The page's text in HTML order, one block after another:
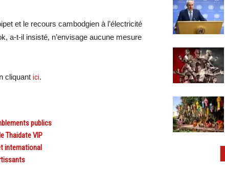
et le recours cambodgien à l’électricité
a-t-il insisté, n’envisage aucune mesure
cliquant ici.
publics
Thaidate VIP
international